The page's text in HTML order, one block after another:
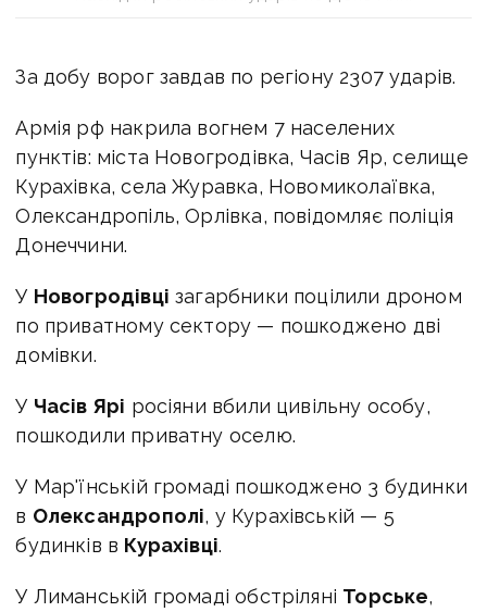
За добу ворог завдав по регіону 2307 ударів.
Армія рф накрила вогнем 7 населених
пунктів: міста Новогродівка, Часів Яр, селище
Курахівка, села Журавка, Новомиколаївка,
Олександропіль, Орлівка, повідомляє поліція
Донеччини.
У Новогродівці загарбники поцілили дроном
по приватному сектору — пошкоджено дві
домівки.
У Часів Ярі росіяни вбили цивільну особу,
пошкодили приватну оселю.
У Мар'їнській громаді пошкоджено 3 будинки
в Олександрополі, у Курахівській — 5
будинків в Курахівці.
У Лиманській громаді обстріляні Торське,